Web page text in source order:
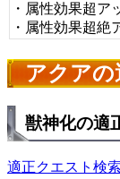
・属性効果超ア
・属性効果超絶
アクアの
獣神化の適
適正クエスト検